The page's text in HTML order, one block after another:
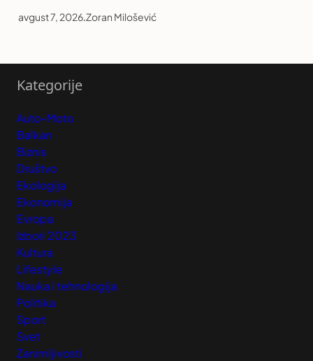
avgust 7, 2026.Zoran Milošević
Kategorije
Auto-Moto
Balkan
Biznis
Društvo
Ekologija
Ekonomija
Evropa
Izbori 2023
Kultura
Lifestyle
Nauka i tehnologija
Politika
Sport
Svet
Zanimljivosti